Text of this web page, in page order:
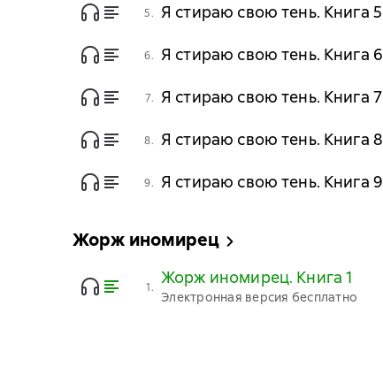
5. Я стираю свою тень. Книга 5
6. Я стираю свою тень. Книга 6
7. Я стираю свою тень. Книга 7
8. Я стираю свою тень. Книга 8
9. Я стираю свою тень. Книга 9
Жорж иномирец
1. Жорж иномирец. Книга 1
Электронная версия бесплатно